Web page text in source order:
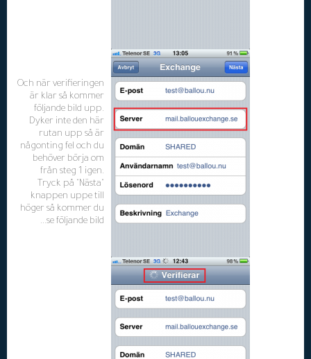
Och när verifieringen
är klar så kommer
följande bild upp.
Dyker inte den här
rutan upp så är
någonting fel och du
behöver börja om
från steg 1 igen.
Tryck på "Nästa"
knappen uppe till
höger så kommer du
se följande bild...